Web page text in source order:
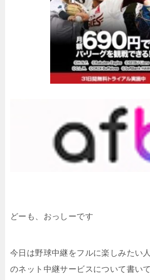
どーも、おっしーです
今日は野球中継をフルに楽しみたい
のネット中継サービスについて書い